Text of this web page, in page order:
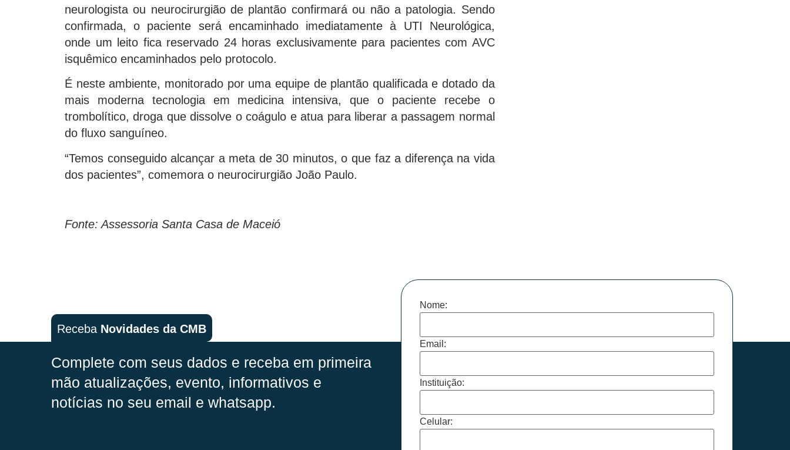
neurologista ou neurocirurgião de plantão confirmará ou não a patologia. Sendo
confirmada, o paciente será encaminhado imediatamente à UTI Neurológica,
onde um leito fica reservado 24 horas exclusivamente para pacientes com AVC
isquêmico encaminhados pelo protocolo.
É neste ambiente, monitorado por uma equipe de plantão qualificada e dotado da
mais moderna tecnologia em medicina intensiva, que o paciente recebe o
trombolítico, droga que dissolve o coágulo e atua para liberar a passagem normal
do fluxo sanguíneo.
“Temos conseguido alcançar a meta de 30 minutos, o que faz a diferença na vida
dos pacientes”, comemora o neurocirurgião João Paulo.
Fonte: Assessoria Santa Casa de Maceió
Receba Novidades da CMB
Complete com seus dados e receba em primeira
mão atualizações, evento, informativos e
notícias no seu email e whatsapp.
Nome:
Email:
Instituição:
Celular: